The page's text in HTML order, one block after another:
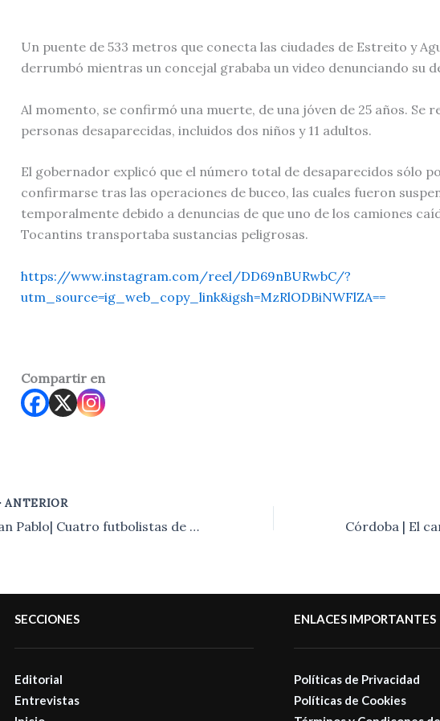
Un puente de 533 metros que conecta las ciudades de Estreito y
derrumbó mientras un concejal grababa un video denunciando su
Al momento, se confirmó una muerte, de una jóven de 25 años. Se
personas desaparecidas, incluidos dos niños y 11 adultos.
El gobernador explicó que el número total de desaparecidos sólo
confirmarse tras las operaciones de buceo, las cuales fueron
temporalmente debido a denuncias de que uno de los camiones
Tocantins transportaba sustancias peligrosas.
https://www.instagram.com/reel/DD69nBURwbC/?
utm_source=ig_web_copy_link&igsh=MzRlODBiNWFlZA==
Compartir en
ANTERIOR
San Pablo| Cuatro futbolistas de River siguen presas tras ser acusadas por conductas discriminatorias.-
SECCIONES
Editorial
Entrevistas
ENLACES IMPORTANTES
Políticas de Privacidad
Políticas de Cookies